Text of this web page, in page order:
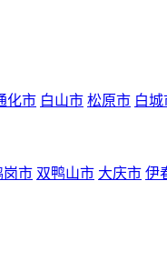
化市 白山市 松原市 白城
岗市 双鸭山市 大庆市 伊